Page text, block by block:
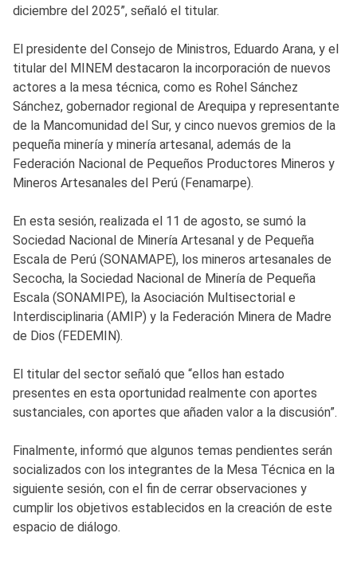
diciembre del 2025”, señaló el titular.
El presidente del Consejo de Ministros, Eduardo Arana, y el
titular del MINEM destacaron la incorporación de nuevos
actores a la mesa técnica, como es Rohel Sánchez
Sánchez, gobernador regional de Arequipa y representante
de la Mancomunidad del Sur, y cinco nuevos gremios de la
pequeña minería y minería artesanal, además de la
Federación Nacional de Pequeños Productores Mineros y
Mineros Artesanales del Perú (Fenamarpe).
En esta sesión, realizada el 11 de agosto, se sumó la
Sociedad Nacional de Minería Artesanal y de Pequeña
Escala de Perú (SONAMAPE), los mineros artesanales de
Secocha, la Sociedad Nacional de Minería de Pequeña
Escala (SONAMIPE), la Asociación Multisectorial e
Interdisciplinaria (AMIP) y la Federación Minera de Madre
de Dios (FEDEMIN).
El titular del sector señaló que “ellos han estado
presentes en esta oportunidad realmente con aportes
sustanciales, con aportes que añaden valor a la discusión”.
Finalmente, informó que algunos temas pendientes serán
socializados con los integrantes de la Mesa Técnica en la
siguiente sesión, con el fin de cerrar observaciones y
cumplir los objetivos establecidos en la creación de este
espacio de diálogo.